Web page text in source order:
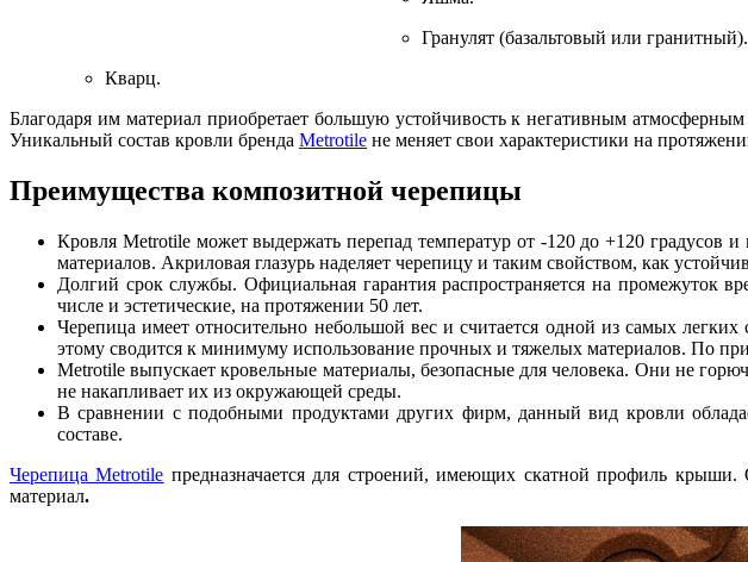
Гранулят (базальтовый или гранитный).
Кварц.
Благодаря им материал приобретает большую устойчивость к негативным
Уникальный состав кровли бренда Metrotile не меняет свои характеристики на
Преимущества композитной черепицы
Кровля Metrotile может выдержать перепад температур от -120 до +120 градусов
материалов. Акриловая глазурь наделяет черепицу и таким свойством, как
Долгий срок службы. Официальная гарантия распространяется на промежуток
числе и эстетические, на протяжении 50 лет.
Черепица имеет относительно небольшой вес и считается одной из самых
этому сводится к минимуму использование прочных и тяжелых материалов. По
Metrotile выпускает кровельные материалы, безопасные для человека. Они не
не накапливает их из окружающей среды.
В сравнении с подобными продуктами других фирм, данный вид кровли
составе.
Черепица Metrotile предназначается для строений, имеющих скатной профиль
материал.